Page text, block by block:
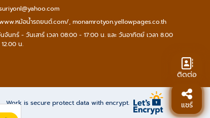
หม้อน้ํารถยนต์.com/, monamrotyon.yellowpages.co.th
จันทร์ - วันเสาร์ เวลา 08:00 - 17:00 น. และ วันอาทิตย์ เวลา 8.00
น.
Work is secure protect data with encrypt.
ติดต่อ
แชร์